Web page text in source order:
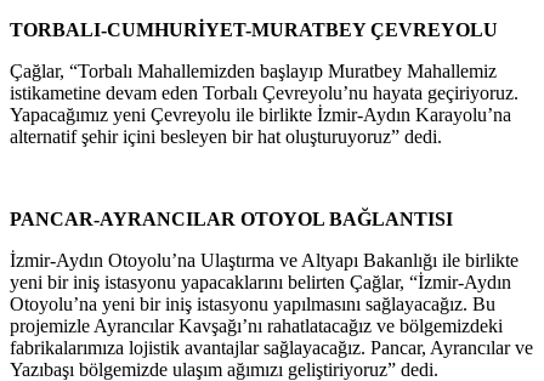
TORBALI-CUMHURİYET-MURATBEY ÇEVREYOLU
Çağlar, “Torbalı Mahallemizden başlayıp Muratbey Mahallemiz
istikametine devam eden Torbalı Çevreyolu’nu hayata geçiriyoruz.
Yapacağımız yeni Çevreyolu ile birlikte İzmir-Aydın Karayolu’na
alternatif şehir içini besleyen bir hat oluşturuyoruz” dedi.
PANCAR-AYRANCILAR OTOYOL BAĞLANTISI
İzmir-Aydın Otoyolu’na Ulaştırma ve Altyapı Bakanlığı ile birlikte
yeni bir iniş istasyonu yapacaklarını belirten Çağlar, “İzmir-Aydın
Otoyolu’na yeni bir iniş istasyonu yapılmasını sağlayacağız. Bu
projemizle Ayrancılar Kavşağı’nı rahatlatacağız ve bölgemizdeki
fabrikalarımıza lojistik avantajlar sağlayacağız. Pancar, Ayrancılar ve
Yazıbaşı bölgemizde ulaşım ağımızı geliştiriyoruz” dedi.